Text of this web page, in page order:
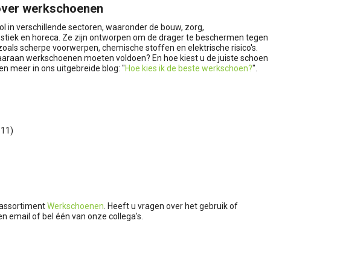
werkschoenen
in verschillende sectoren, waaronder de bouw, zorg,
en horeca. Ze zijn ontworpen om de drager te beschermen tegen
scherpe voorwerpen, chemische stoffen en elektrische risico's.
werkschoenen moeten voldoen? En hoe kiest u de juiste schoen
meer in ons uitgebreide blog: "Hoe kies ik de beste werkschoen?".
Werkschoenen . Heeft u vragen over het gebruik of
email of bel één van onze collega's.